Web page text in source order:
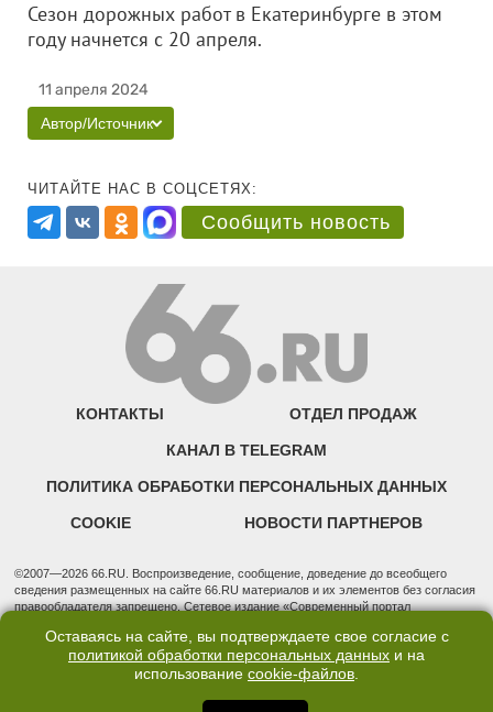
Сезон дорожных работ в Екатеринбурге в этом
году начнется с 20 апреля.
11 апреля 2024
Автор/Источник
ЧИТАЙТЕ НАС В СОЦСЕТЯХ:
Сообщить новость
КОНТАКТЫ ОТДЕЛ ПРОДАЖ
КАНАЛ В TELEGRAM
ПОЛИТИКА ОБРАБОТКИ ПЕРСОНАЛЬНЫХ ДАННЫХ
COOKIE НОВОСТИ ПАРТНЕРОВ
©2007—2026 66.RU. Воспроизведение, сообщение, доведение до всеобщего
сведения размещенных на сайте 66.RU материалов и их элементов без согласия
правообладателя запрещено. Сетевое издание «Современный портал
надзору в сфере связи, информационных технологий и массовых коммуникаций
(Роскомнадзор). Регистрационный номер ЭЛ № ФС 77 - 76634 от 02.09.2019
Учредитель: Общество с ограниченной ответственностью "66.ру". Юридический
3, оф. 7015 Фактический адрес редакции и отдела продаж: 620014, Свердловская
Оставаясь на сайте, вы подтверждаете свое согласие с
политикой обработки персональных данных и на
использование cookie-файлов.